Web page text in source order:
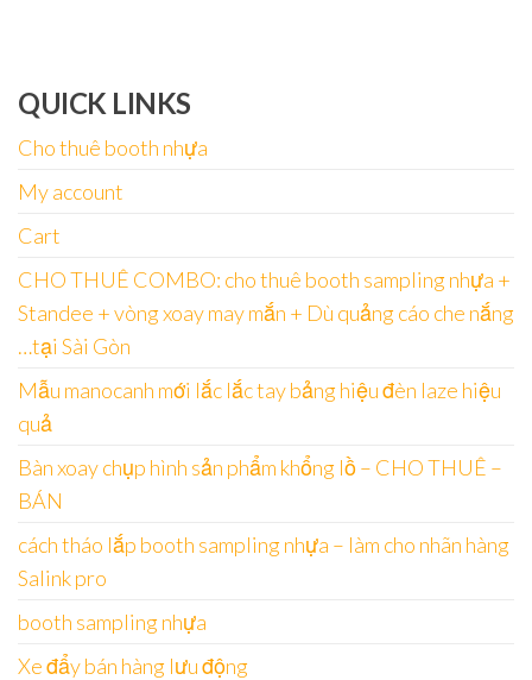
QUICK LINKS
Cho thuê booth nhựa
My account
Cart
CHO THUÊ COMBO: cho thuê booth sampling nhựa +
Standee + vòng xoay may mắn + Dù quảng cáo che nắng
…tại Sài Gòn
Mẫu manocanh mới lắc lắc tay bảng hiệu đèn laze hiệu
quả
Bàn xoay chụp hình sản phẩm khổng lồ – CHO THUÊ –
BÁN
cách tháo lắp booth sampling nhựa – làm cho nhãn hàng
Salink pro
booth sampling nhựa
Xe đẩy bán hàng lưu động